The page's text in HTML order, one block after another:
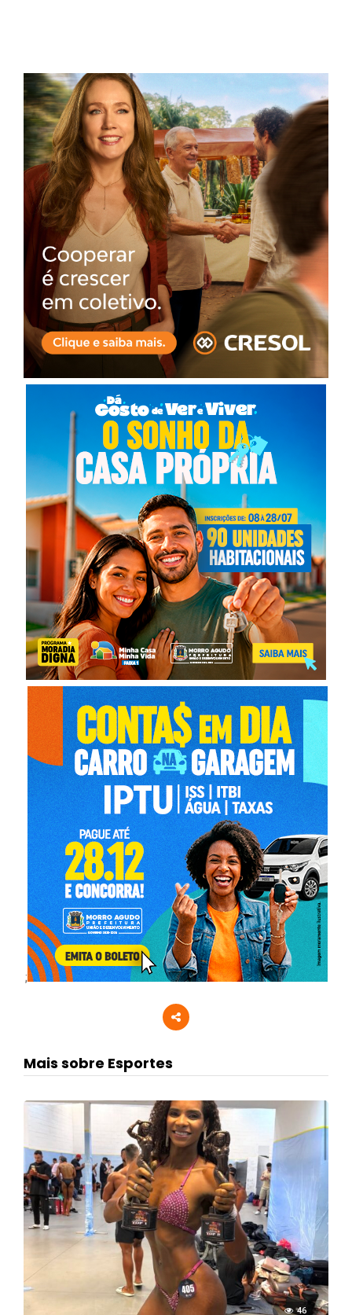
;
Mais sobre Esportes
46